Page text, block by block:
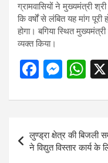
ग्रामवासियों ने मुख्यमंत्री
कि वर्षों से लंबित यह मांग
होगा। बगिया स्थित
व्यक्त किया।
F
ce
o
M
se
g
W
at
s
A
navigation
लुण्ड्रा क्षेत्र की बिजली
ने विद्युत विस्तार कार्य